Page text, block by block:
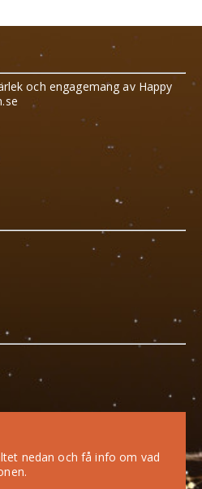
och engagemang av Happy
nedan och få info om vad